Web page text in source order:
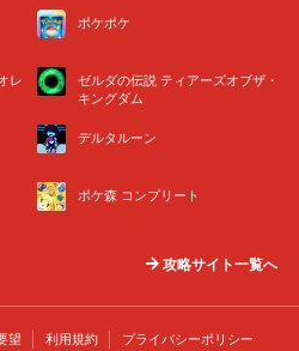
ポケポケ
レ
ゼルダの伝説 ティアーズオブザ・
キングダム
デルタルーン
ポケ森 コンプリート
攻略サイト一覧へ
望 利用規約 プライバシーポリシー